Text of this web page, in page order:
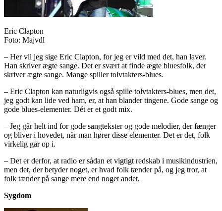
Eric Clapton
Foto: Majvdl
– Her vil jeg sige Eric Clapton, for jeg er vild med det, han laver.
Han skriver ægte sange. Det er svært at finde ægte bluesfolk, der
skriver ægte sange. Mange spiller tolvtakters-blues.
– Eric Clapton kan naturligvis også spille tolvtakters-blues, men det,
jeg godt kan lide ved ham, er, at han blander tingene. Gode sange og
gode blues-elementer. Dét er et godt mix.
– Jeg går helt ind for gode sangtekster og gode melodier, der fænger
og bliver i hovedet, når man hører disse elementer. Det er det, folk
virkelig går op i.
– Det er derfor, at radio er sådan et vigtigt redskab i musikindustrien,
men det, der betyder noget, er hvad folk tænder på, og jeg tror, at
folk tænder på sange mere end noget andet.
Sygdom